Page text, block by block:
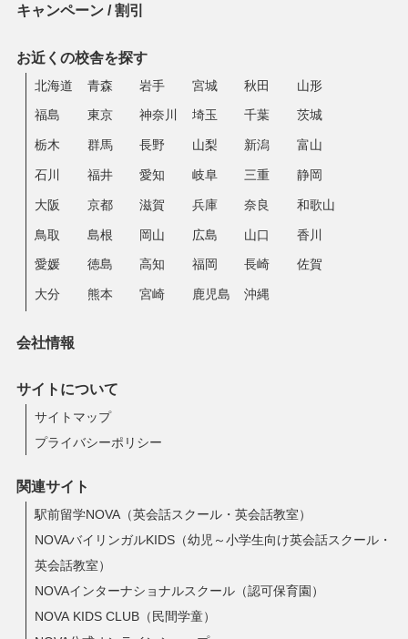
キャンペーン / 割引
お近くの校舎を探す
北海道 青森 岩手 宮城 秋田 山形
福島 東京 神奈川 埼玉 千葉 茨城
栃木 群馬 長野 山梨 新潟 富山
石川 福井 愛知 岐阜 三重 静岡
大阪 京都 滋賀 兵庫 奈良 和歌山
鳥取 島根 岡山 広島 山口 香川
愛媛 徳島 高知 福岡 長崎 佐賀
大分 熊本 宮崎 鹿児島 沖縄
会社情報
サイトについて
サイトマップ
プライバシーポリシー
関連サイト
駅前留学NOVA（英会話スクール・英会話教室）
NOVAバイリンガルKIDS（幼児～小学生向け英会話スクール・
英会話教室）
NOVAインターナショナルスクール（認可保育園）
NOVA KIDS CLUB（民間学童）